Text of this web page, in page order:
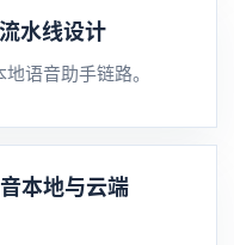
水线设计
语音助手链路。
本地与云端